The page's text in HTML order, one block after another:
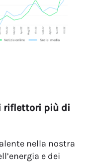
riflettori più di
nella nostra
e dei